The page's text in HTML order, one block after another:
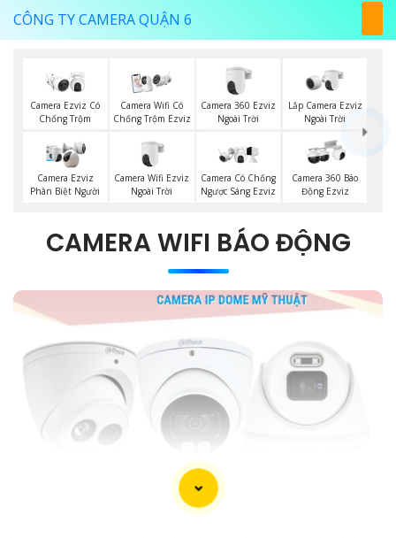
CÔNG TY CAMERA QUẬN 6
Camera Ezviz Có
Chống Trộm
Camera Wifi Có
Chống Trộm Ezviz
Camera 360 Ezviz
Ngoài Trời
Lắp Camera Ezviz
Ngoài Trời
Camera Ezviz
Phân Biệt Người
Camera Wifi Ezviz
Ngoài Trời
Camera Có Chống
Ngược Sáng Ezviz
Camera 360 Báo
Động Ezviz
CAMERA WIFI BÁO ĐỘNG